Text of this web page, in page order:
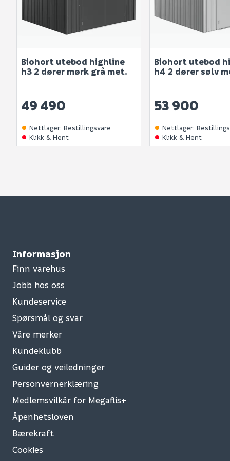
Biohort utebod highline
h3 2 dører mørk grå met.
49 490
Nettlager: Bestillingsvare
Klikk & Hent
Biohort utebod
h4 2 dører sølv
53 900
Nettlager:
Klikk & Hent
Informasjon
Finn varehus
Jobb hos oss
Kundeservice
Spørsmål og svar
Våre merker
Kundeklubb
Guider og veiledninger
Personvernerklæring
Medlemsvilkår for Megaflis+
Åpenhetsloven
Bærekraft
Cookies